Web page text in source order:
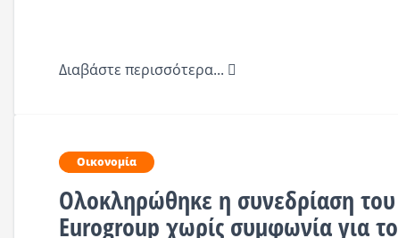
Διαβάστε περισσότερα...
Οικονομία
Ολοκληρώθηκε η συνεδρίαση του
Eurogroup χωρίς συμφωνία για το